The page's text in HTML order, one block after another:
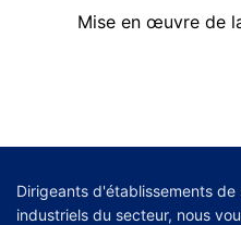
Mise en œuvre de
Dirigeants d'établissements
industriels du secteur, nous